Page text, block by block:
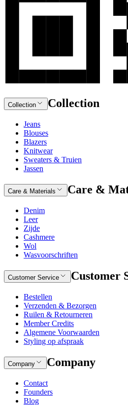
Collection Collection
Jeans
Blouses
Blazers
Knitwear
Sweaters & Truien
Jassen
Care & Materials Care &
Denim
Leer
Zijde
Cashmere
Wol
Wasvoorschriften
Customer Service Customer
Bestellen
Verzenden & Bezorgen
Ruilen & Retourneren
Member Credits
Algemene Voorwaarden
Styling op afspraak
Company Company
Contact
Founders
Blog